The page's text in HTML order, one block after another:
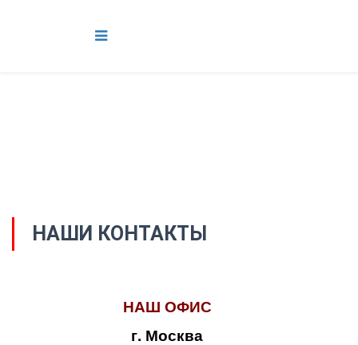
НАШИ КОНТАКТЫ
НАШ ОФИС
г. Москва